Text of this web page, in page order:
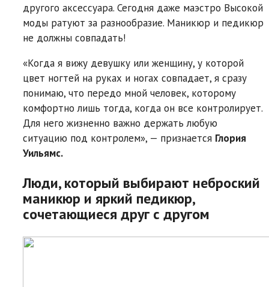
другого аксессуара. Сегодня даже маэстро Высокой
моды ратуют за разнообразие. Маникюр и педикюр
не должны совпадать!
«Когда я вижу девушку или женщину, у которой
цвет ногтей на руках и ногах совпадает, я сразу
понимаю, что передо мной человек, которому
комфортно лишь тогда, когда он все контролирует.
Для него жизненно важно держать любую
ситуацию под контролем», — признается Глория
Уильямс.
Люди, который выбирают неброский
маникюр и яркий педикюр,
сочетающиеся друг с другом